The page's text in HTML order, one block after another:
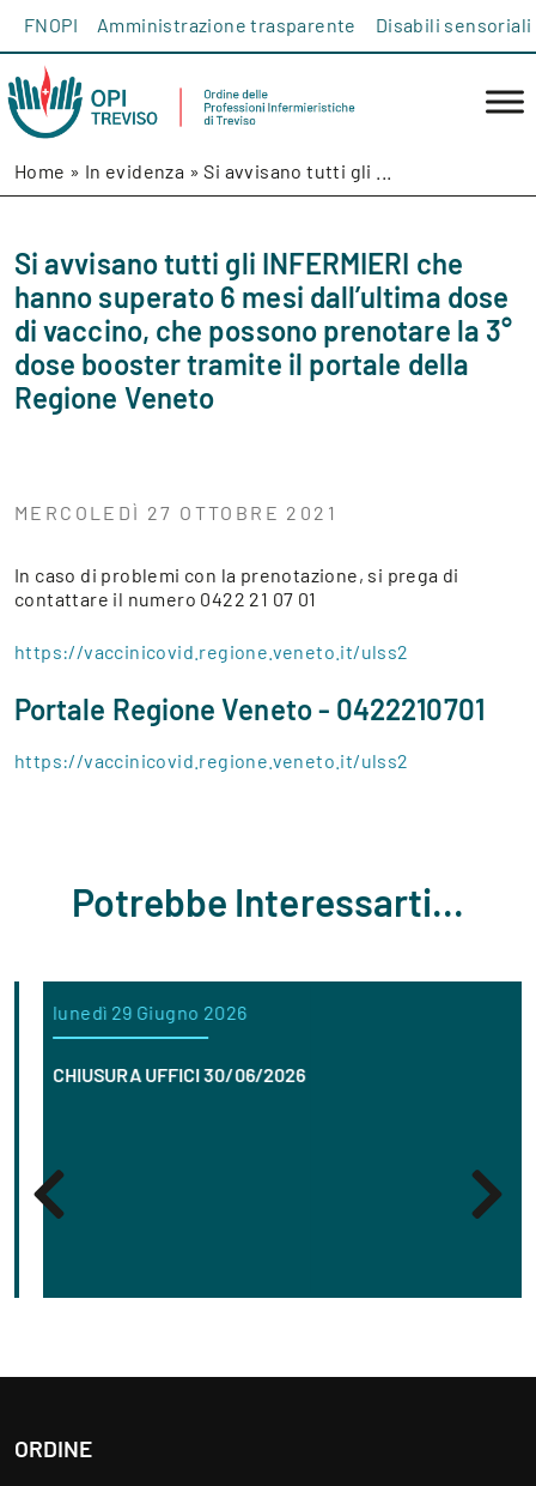
FNOPI Amministrazione trasparente Disabili sensoriali
Home » In evidenza »Si avvisano tutti gli ...
Si avvisano tutti gli INFERMIERI che
hanno superato 6 mesi dall’ultima dose
di vaccino, che possono prenotare la 3°
dose booster tramite il portale della
Regione Veneto
MERCOLEDÌ 27 OTTOBRE 2021
In caso di problemi con la prenotazione, si prega di
contattare il numero 0422 21 07 01
https://vaccinicovid.regione.veneto.it/ulss2
Portale Regione Veneto - 0422210701
https://vaccinicovid.regione.veneto.it/ulss2
Potrebbe Interessarti...
lunedì 29 Giugno 2026
CHIUSURA UFFICI 30/06/2026
ORDINE